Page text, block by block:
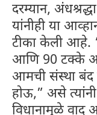
दरम्यान,
यांनीही या
टीका केली आहे.
आणि 90 टक्के
आमची संस्था बंद
होऊ,” असे
विधानामुळे वाद